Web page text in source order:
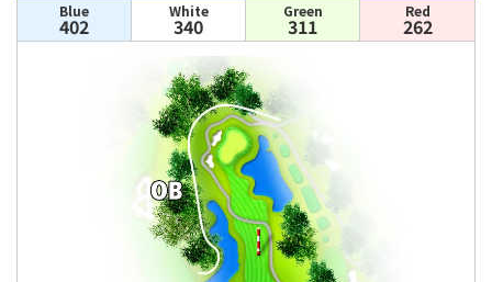
Blue
402
White
340
Green
311
Red
262